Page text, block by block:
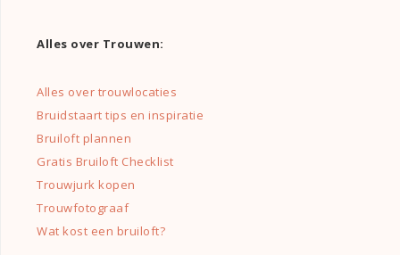
Alles over Trouwen:
Alles over trouwlocaties
Bruidstaart tips en inspiratie
Bruiloft plannen
Gratis Bruiloft Checklist
Trouwjurk kopen
Trouwfotograaf
Wat kost een bruiloft?